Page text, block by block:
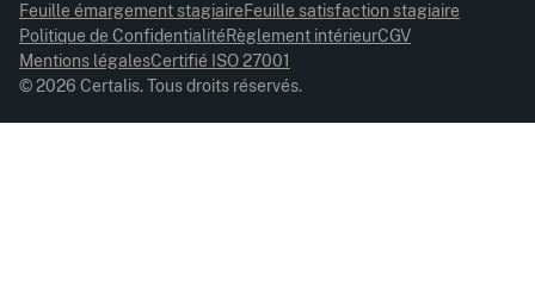
© 2026 Certalis. Tous droits réservés.
Feuille émargement stagiaireFeuille satisfaction stagiaire
Politique de ConfidentialitéRèglement intérieurCGV
Mentions légalesCertifié ISO 27001